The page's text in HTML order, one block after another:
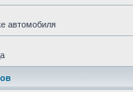
автомобиля